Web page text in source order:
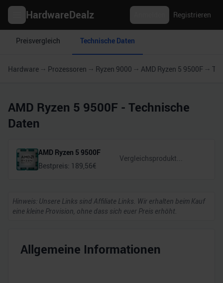
HardwareDealz Registrieren
Preisvergleich Technische Daten
Hardware Prozessoren Ryzen 9000 AMD Ryzen 5 9500F
AMD Ryzen 5 9500F - Technische
Daten
AMD Ryzen 5 9500F
Bestpreis: 189,56€
Hinweis: Unsere Links sind Affiliate Links. Wir erhalten beim Kauf
eine kleine Provision, ohne dass sich euer Preis erhöht.
Allgemeine Informationen